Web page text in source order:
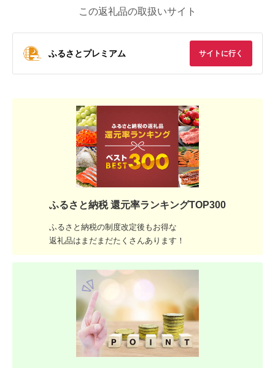
この返礼品の取扱いサイト
ふるさとプレミアム サイトに行く
ふるさと納税 還元率ランキングTOP300
ふるさと納税の制度改定後もお得な
返礼品はまだまだたくさんあります！